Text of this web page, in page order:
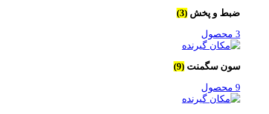
ضبط و پخش (3)
3 محصول
سون سگمنت (9)
9 محصول